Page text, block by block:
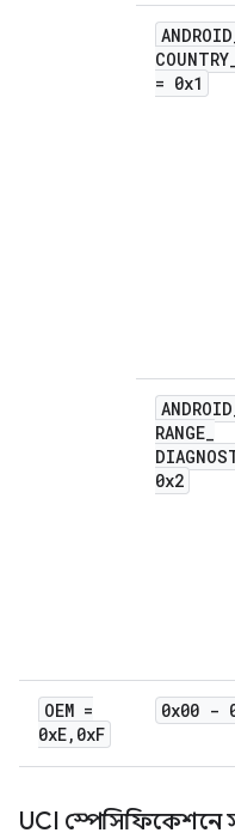
ANDROID
COUNTRY
= 0x1
ANDROID
RANGE_
0x2
OEM =
0xE, 0xF
0x00 -
UCI স্পেসিফিকেশনে